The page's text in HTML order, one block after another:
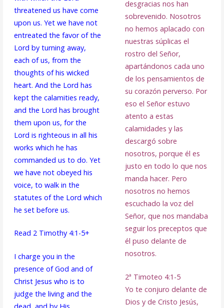
threatened us have come
upon us. Yet we have not
entreated the favor of the
Lord by turning away,
each of us, from the
thoughts of his wicked
heart. And the Lord has
kept the calamities ready,
and the Lord has brought
them upon us, for the
Lord is righteous in all his
works which he has
commanded us to do. Yet
we have not obeyed his
voice, to walk in the
statutes of the Lord which
he set before us.
Read 2 Timothy 4:1-5+
I charge you in the
presence of God and of
Christ Jesus who is to
judge the living and the
desgracias nos han
sobrevenido. Nosotros
no hemos aplacado con
nuestras súplicas el
rostro del Señor,
apartándonos cada uno
de los pensamientos de
su corazón perverso. Por
eso el Señor estuvo
atento a estas
calamidades y las
descargó sobre
nosotros, porque él es
justo en todo lo que nos
manda hacer. Pero
nosotros no hemos
escuchado la voz del
Señor, que nos mandaba
seguir los preceptos que
él puso delante de
nosotros.
2ª Timoteo 4:1-5
Yo te conjuro delante de
Dios y de Cristo Jesús,